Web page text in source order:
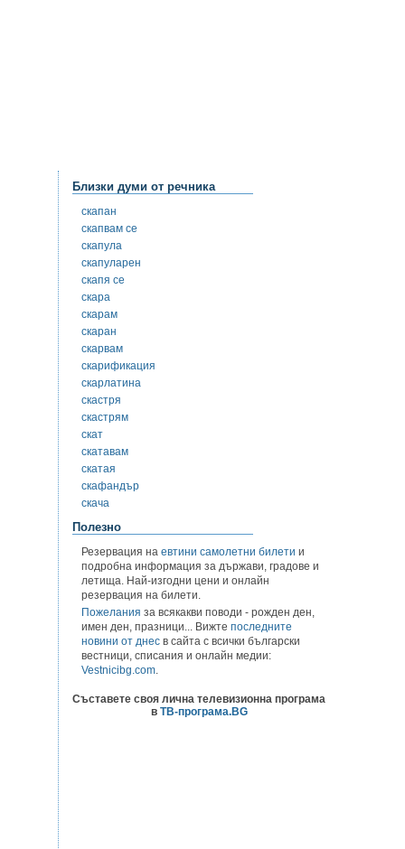
Близки думи от речника
скапан
скапвам се
скапула
скапуларен
скапя се
скара
скарам
скаран
скарвам
скарификация
скарлатина
скастря
скастрям
скат
скатавам
скатая
скафандър
скача
Полезно
Резервация на евтини самолетни билети и
подробна информация за държави, градове и
летища. Най-изгодни цени и онлайн
резервация на билети.
Пожелания за всякакви поводи - рожден ден,
имен ден, празници... Вижте последните
новини от днес в сайта с всички български
вестници, списания и онлайн медии:
Vestnicibg.com.
Съставете своя лична телевизионна програма
в ТВ-програма.BG